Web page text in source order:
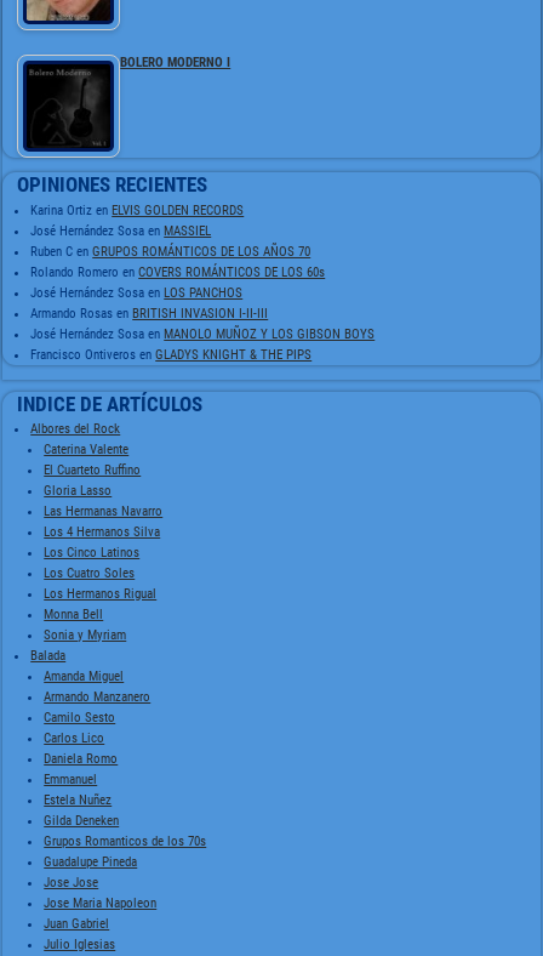
BOLERO MODERNO I
OPINIONES RECIENTES
Karina Ortiz enELVIS GOLDEN RECORDS
José Hernández Sosa enMASSIEL
Ruben C enGRUPOS ROMÁNTICOS DE LOS AÑOS 70
Rolando Romero enCOVERS ROMÁNTICOS DE LOS 60s
José Hernández Sosa enLOS PANCHOS
Armando Rosas enBRITISH INVASION I-II-III
José Hernández Sosa enMANOLO MUÑOZ Y LOS GIBSON BOYS
Francisco Ontiveros enGLADYS KNIGHT & THE PIPS
INDICE DE ARTÍCULOS
Albores del Rock
Caterina Valente
El Cuarteto Ruffino
Gloria Lasso
Las Hermanas Navarro
Los 4 Hermanos Silva
Los Cinco Latinos
Los Cuatro Soles
Los Hermanos Rigual
Monna Bell
Sonia y Myriam
Balada
Amanda Miguel
Armando Manzanero
Camilo Sesto
Carlos Lico
Daniela Romo
Emmanuel
Estela Nuñez
Gilda Deneken
Grupos Romanticos de los 70s
Guadalupe Pineda
Jose Jose
Jose Maria Napoleon
Juan Gabriel
Julio Iglesias